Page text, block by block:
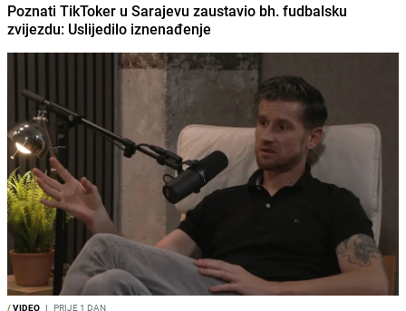
Poznati TikToker u Sarajevu zaustavio bh. fudbalsku
zvijezdu: Uslijedilo iznenađenje
/VIDEO I PRIJE 1 DAN